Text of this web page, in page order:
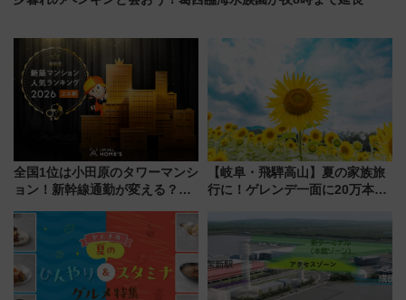
全国1位は小田原のタワーマンシ
ョン！新幹線通勤が変える？
【新築マンション人気ランキン
グ】
【岐阜・飛騨高山】夏の家族旅
行に！ゲレンデ一面に20万本の
アひまわり園」開園